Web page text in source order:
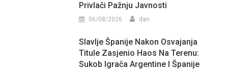
Privlači Pažnju Javnosti
06/08/2026 dan
Slavlje Španije Nakon Osvajanja
Titule Zasjenio Haos Na Terenu:
Sukob Igrača Argentine I Španije